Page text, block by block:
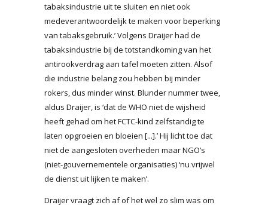
tabaksindustrie uit te sluiten en niet ook
medeverantwoordelijk te maken voor beperking
van tabaksgebruik.’ Volgens Draijer had de
tabaksindustrie bij de totstandkoming van het
antirookverdrag aan tafel moeten zitten. Alsof
die industrie belang zou hebben bij minder
rokers, dus minder winst. Blunder nummer twee,
aldus Draijer, is ‘dat de WHO niet de wijsheid
heeft gehad om het FCTC-kind zelfstandig te
laten opgroeien en bloeien [...].’ Hij licht toe dat
niet de aangesloten overheden maar NGO’s
(niet-gouvernementele organisaties) ‘nu vrijwel
de dienst uit lijken te maken’.
Draijer vraagt zich af of het wel zo slim was om